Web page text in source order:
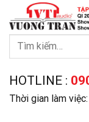
content
Tìm
HOTLINE :
Thời gian làm